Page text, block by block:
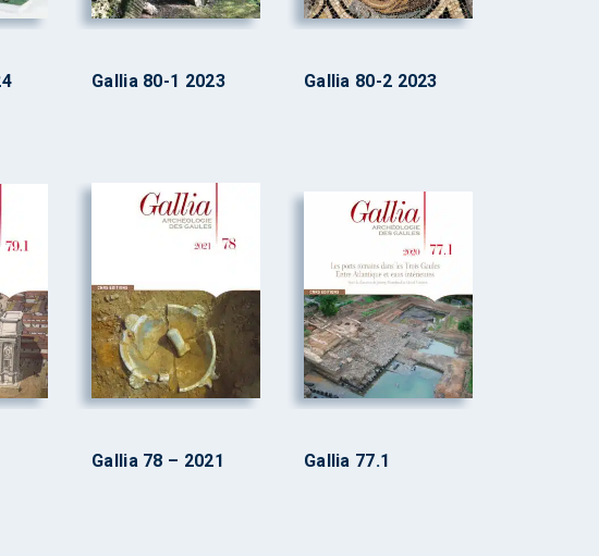
Gallia 80-1 2023 Gallia 80-2 2023
Gallia 78 – 2021 Gallia 77.1